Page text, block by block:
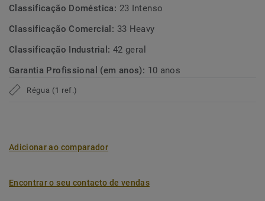
Classificação Doméstica: 23 Intenso
Classificação Comercial: 33 Heavy
Classificação Industrial: 42 geral
Garantia Profissional (em anos): 10 anos
Régua (1 ref.)
Adicionar ao comparador
Encontrar o seu contacto de vendas